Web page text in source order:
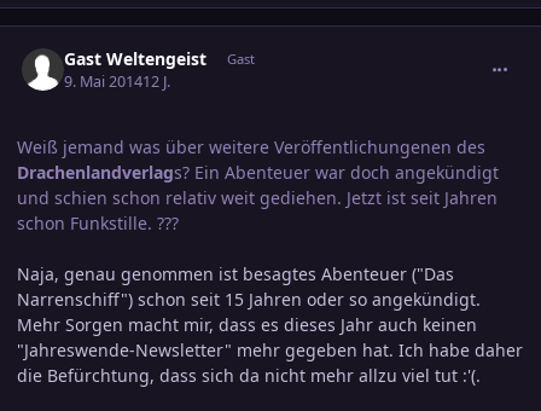
Gast Weltengeist Gast
9. Mai 201412 J.
Weiß jemand was über weitere Veröffentlichungenen des
Drachenlandverlags? Ein Abenteuer war doch angekündigt
und schien schon relativ weit gediehen. Jetzt ist seit Jahren
schon Funkstille. ???
Naja, genau genommen ist besagtes Abenteuer ("Das
Narrenschiff") schon seit 15 Jahren oder so angekündigt.
Mehr Sorgen macht mir, dass es dieses Jahr auch keinen
"Jahreswende-Newsletter" mehr gegeben hat. Ich habe daher
die Befürchtung, dass sich da nicht mehr allzu viel tut :'(.